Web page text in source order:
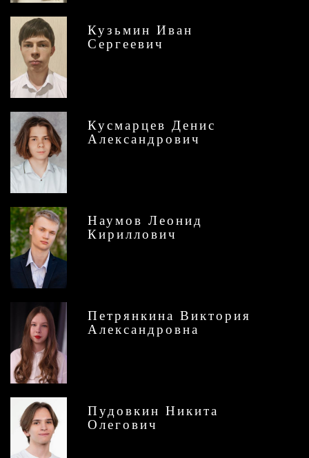
Кузьмин Иван
Сергеевич
Кусмарцев Денис
Александрович
Наумов Леонид
Кириллович
Петрянкина Виктория
Александровна
Пудовкин Никита
Олегович